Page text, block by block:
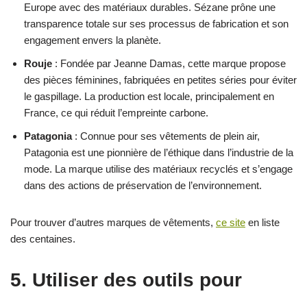
Europe avec des matériaux durables. Sézane prône une
transparence totale sur ses processus de fabrication et son
engagement envers la planète.
Rouje : Fondée par Jeanne Damas, cette marque propose
des pièces féminines, fabriquées en petites séries pour éviter
le gaspillage. La production est locale, principalement en
France, ce qui réduit l’empreinte carbone.
Patagonia: Connue pour ses vêtements de plein air,
Patagonia est une pionnière de l’éthique dans l’industrie de la
mode. La marque utilise des matériaux recyclés et s’engage
dans des actions de préservation de l’environnement.
Pour trouver d’autres marques de vêtements, ce site en liste
des centaines.
5. Utiliser des outils pour